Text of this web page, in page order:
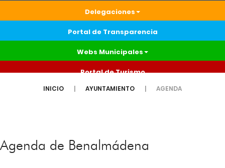
Delegaciones
Portal de Transparencia
Webs Municipales
Portal de Turismo
INICIO AYUNTAMIENTO AGENDA
Agenda de Benalmádena